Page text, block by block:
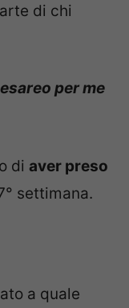
di chi
per me
di aver preso
settimana.
a quale